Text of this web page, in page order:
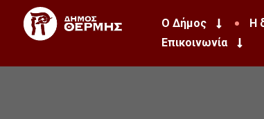
Ο Δήμος Η
Επικοινωνία